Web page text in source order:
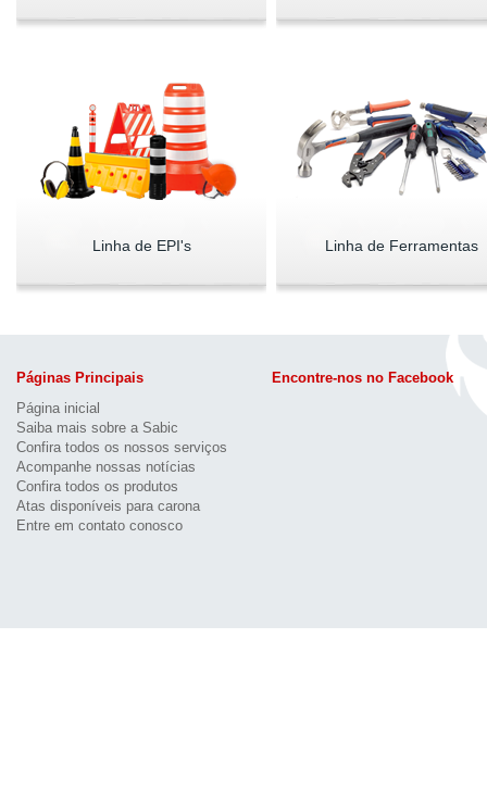
Linha de EPI's Linha de Ferramentas
Páginas Principais
Página inicial
Saiba mais sobre a Sabic
Confira todos os nossos serviços
Acompanhe nossas notícias
Confira todos os produtos
Atas disponíveis para carona
Entre em contato conosco
Encontre-nos no Facebook